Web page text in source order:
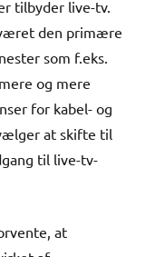
tilbyder live-tv.
den primære
som f.eks.
og mere
for kabel- og
at skifte til
til live-tv-
at